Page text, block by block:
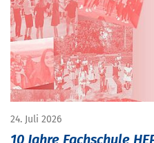
24. Juli 2026